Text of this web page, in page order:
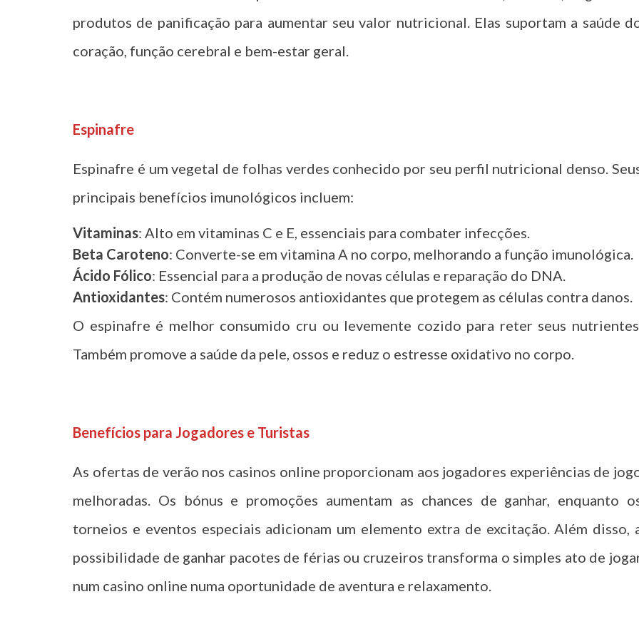
produtos de panificação para aumentar seu valor nutricional. Elas suportam a saúde
coração, função cerebral e bem-estar geral.
Espinafre
Espinafre é um vegetal de folhas verdes conhecido por seu perfil nutricional denso.
principais benefícios imunológicos incluem:
Vitaminas: Alto em vitaminas C e E, essenciais para combater infecções.
Beta Caroteno: Converte-se em vitamina A no corpo, melhorando a função imunológica.
Ácido Fólico: Essencial para a produção de novas células e reparação do DNA.
Antioxidantes: Contém numerosos antioxidantes que protegem as células contra danos.
O espinafre é melhor consumido cru ou levemente cozido para reter seus
Também promove a saúde da pele, ossos e reduz o estresse oxidativo no corpo.
Benefícios para Jogadores e Turistas
As ofertas de verão nos casinos online proporcionam aos jogadores experiências de
melhoradas. Os bónus e promoções aumentam as chances de ganhar, enquanto
torneios e eventos especiais adicionam um elemento extra de excitação. Além disso,
possibilidade de ganhar pacotes de férias ou cruzeiros transforma o simples ato de
num casino online numa oportunidade de aventura e relaxamento.